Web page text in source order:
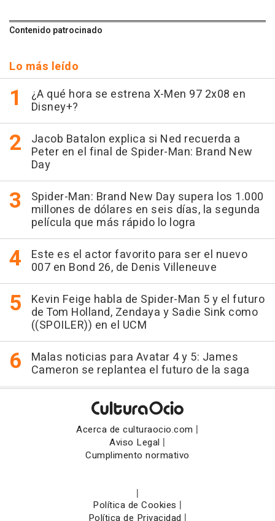
Contenido patrocinado
Lo más leído
¿A qué hora se estrena X-Men 97 2x08 en
Disney+?
Jacob Batalon explica si Ned recuerda a
Peter en el final de Spider-Man: Brand New
Day
Spider-Man: Brand New Day supera los 1.000
millones de dólares en seis días, la segunda
película que más rápido lo logra
Este es el actor favorito para ser el nuevo
007 en Bond 26, de Denis Villeneuve
Kevin Feige habla de Spider-Man 5 y el futuro
de Tom Holland, Zendaya y Sadie Sink como
((SPOILER)) en el UCM
Malas noticias para Avatar 4 y 5: James
Cameron se replantea el futuro de la saga
Acerca de culturaocio.com |
Aviso Legal |
Cumplimento normativo
|
Política de Cookies |
Política de Privacidad |